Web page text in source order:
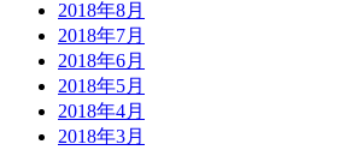
2018年8月
2018年7月
2018年6月
2018年5月
2018年4月
2018年3月